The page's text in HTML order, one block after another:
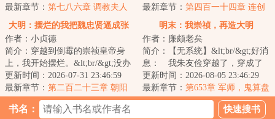
道。我本无意逐...
最新章节： 第七八六章 调教夫人
什么样的使命，...
最新章节： 第四百一十四章 连创
大明：摆烂的我把魏忠贤逼成张
居正了
作者：小贞德
简介：穿越到倒霉的崇祯皇帝身
上，我开始摆烂。&lt;br/&gt;没办
法，在大明越是想干事业，死的
就越快，屎...
更新时间：2026-07-31 23:46:59
最新章节： 第二百二十三章 朝阳
明末：我崇祯，再造大明
作者：廉颇老矣
简介：【无系统】&lt;br/&gt;好消
息： 我朱友俭穿越了，穿成了
大明崇祯帝朱由检。&lt;br/&gt;坏
消息：今...
更新时间：2026-08-05 23:46:29
最新章节： 第653章 军师，鬼算盘
书名：